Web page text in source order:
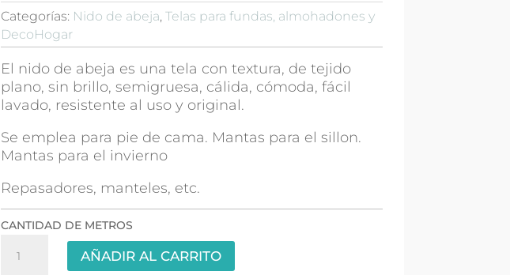
Categorías: Nido de abeja,Telas para fundas, almohadones y
DecoHogar
El nido de abeja es una tela con textura, de tejido
plano, sin brillo, semigruesa, cálida, cómoda, fácil
lavado, resistente al uso y original.
Se emplea para pie de cama. Mantas para el sillon.
Mantas para el invierno
Repasadores, manteles, etc.
CANTIDAD DE METROS
AÑADIR AL CARRITO